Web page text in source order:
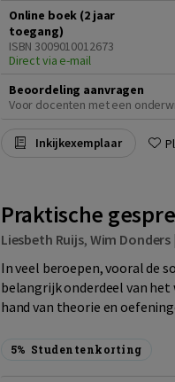
Online boek (2 jaar
toegang)
ISBN 3009010012673
Direct via e-mail
Beoordeling aanvragen
Voor docenten met een
Inkijkexemplaar
Praktische
Liesbeth Ruijs, Wim Donders
In veel beroepen, vooral de
belangrijk onderdeel van het
hand van theorie en
5% Studentenkorting